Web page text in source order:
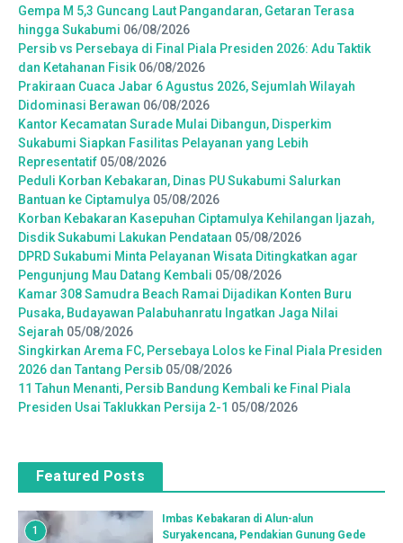
Gempa M 5,3 Guncang Laut Pangandaran, Getaran Terasa
hingga Sukabumi 06/08/2026
Persib vs Persebaya di Final Piala Presiden 2026: Adu Taktik
dan Ketahanan Fisik 06/08/2026
Prakiraan Cuaca Jabar 6 Agustus 2026, Sejumlah Wilayah
Didominasi Berawan 06/08/2026
Kantor Kecamatan Surade Mulai Dibangun, Disperkim
Sukabumi Siapkan Fasilitas Pelayanan yang Lebih
Representatif 05/08/2026
Peduli Korban Kebakaran, Dinas PU Sukabumi Salurkan
Bantuan ke Ciptamulya 05/08/2026
Korban Kebakaran Kasepuhan Ciptamulya Kehilangan Ijazah,
Disdik Sukabumi Lakukan Pendataan 05/08/2026
DPRD Sukabumi Minta Pelayanan Wisata Ditingkatkan agar
Pengunjung Mau Datang Kembali 05/08/2026
Kamar 308 Samudra Beach Ramai Dijadikan Konten Buru
Pusaka, Budayawan Palabuhanratu Ingatkan Jaga Nilai
Sejarah 05/08/2026
Singkirkan Arema FC, Persebaya Lolos ke Final Piala Presiden
2026 dan Tantang Persib 05/08/2026
11 Tahun Menanti, Persib Bandung Kembali ke Final Piala
Presiden Usai Taklukkan Persija 2-1 05/08/2026
Featured Posts
1
Imbas Kebakaran di Alun-alun
Suryakencana, Pendakian Gunung Gede